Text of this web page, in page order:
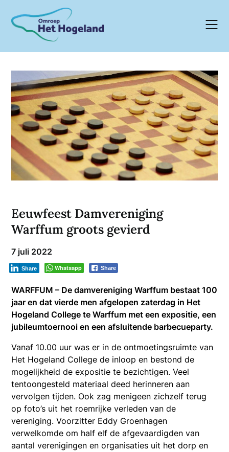
content
Eeuwfeest Damvereniging
Warffum groots gevierd
7 juli 2022
Whatsapp Share
Share
WARFFUM – De damvereniging Warffum bestaat 100
jaar en dat vierde men afgelopen zaterdag in Het
Hogeland College te Warffum met een expositie, een
jubileumtoernooi en een afsluitende barbecueparty.
Vanaf 10.00 uur was er in de ontmoetingsruimte van
Het Hogeland College de inloop en bestond de
mogelijkheid de expositie te bezichtigen. Veel
tentoongesteld materiaal deed herinneren aan
vervolgen tijden. Ook zag menigeen zichzelf terug
op foto’s uit het roemrijke verleden van de
vereniging. Voorzitter Eddy Groenhagen
verwelkomde om half elf de afgevaardigden van
aantal verenigingen en organisaties uit het dorp en